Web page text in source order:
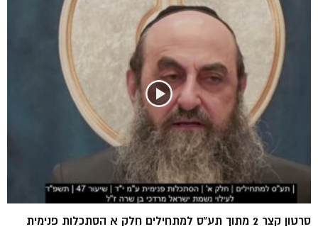
סרטון קצר 2 מתוך תע”ס למתחילים חלק א הסתכלות פנימית